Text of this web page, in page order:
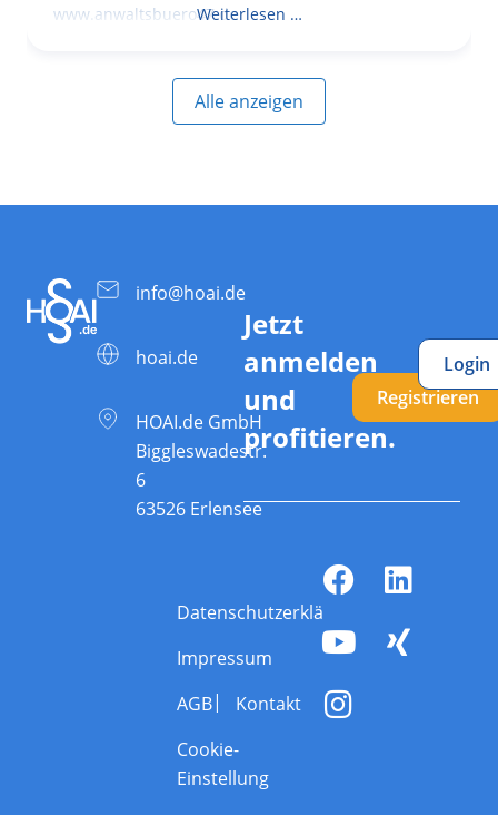
www.anwaltsbuero47.deWeiterlesen …
Alle anzeigen
info@hoai.de
hoai.de
HOAI.de GmbH
Biggleswadestr.
6
63526 Erlensee
Jetzt
anmelden
und
profitieren.
Registrieren
Login
Datenschutzerklärung
Impressum
AGB
Kontakt
Cookie-
Einstellung